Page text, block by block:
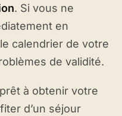
. Si vous ne
en
calendrier de votre
de validité.
à obtenir votre
d’un séjour